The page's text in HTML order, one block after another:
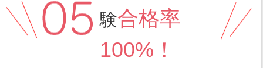
験合格率
100%！